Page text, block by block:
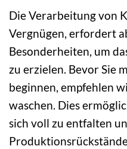
Die Verarbeitung von
Vergnügen, erfordert
Besonderheiten, um
zu erzielen. Bevor Sie
beginnen, empfehlen
waschen. Dies
sich voll zu entfalten